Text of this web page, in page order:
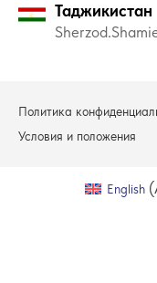
Таджикистан
Политика
Условия и положения
English (